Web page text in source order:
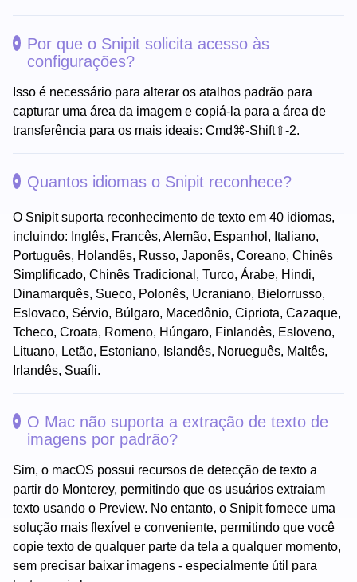
Por que o Snipit solicita acesso às
configurações?
Isso é necessário para alterar os atalhos padrão para
capturar uma área da imagem e copiá-la para a área de
transferência para os mais ideais: Cmd⌘-Shift⇧-2.
Quantos idiomas o Snipit reconhece?
O Snipit suporta reconhecimento de texto em 40 idiomas,
incluindo: Inglês, Francês, Alemão, Espanhol, Italiano,
Português, Holandês, Russo, Japonês, Coreano, Chinês
Simplificado, Chinês Tradicional, Turco, Árabe, Hindi,
Dinamarquês, Sueco, Polonês, Ucraniano, Bielorrusso,
Eslovaco, Sérvio, Búlgaro, Macedônio, Cipriota, Cazaque,
Tcheco, Croata, Romeno, Húngaro, Finlandês, Esloveno,
Lituano, Letão, Estoniano, Islandês, Norueguês, Maltês,
Irlandês, Suaíli.
O Mac não suporta a extração de texto de
imagens por padrão?
Sim, o macOS possui recursos de detecção de texto a
partir do Monterey, permitindo que os usuários extraiam
texto usando o Preview. No entanto, o Snipit fornece uma
solução mais flexível e conveniente, permitindo que você
copie texto de qualquer parte da tela a qualquer momento,
sem precisar baixar imagens - especialmente útil para